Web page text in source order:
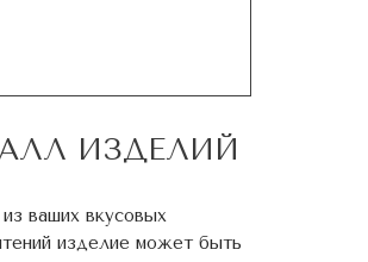
ИЗДЕЛИЙ
ваших вкусовых
изделие может быть